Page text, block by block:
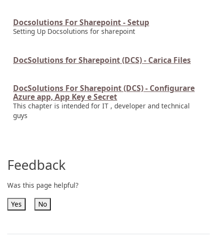
Docsolutions For Sharepoint - Setup
Setting Up Docsolutions for sharepoint
DocSolutions for Sharepoint (DCS) - Carica Files
DocSolutions For Sharepoint (DCS) - Configurare
Azure app, App Key e Secret
This chapter is intended for IT , developer and technical
guys
Feedback
Was this page helpful?
Yes No